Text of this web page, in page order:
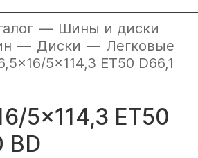
— Шины и диски
— Диски — Легковые
5x114,3 ET50 D66,1
5x114,3 ET50
BD